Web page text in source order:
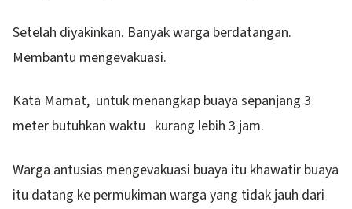
Setelah diyakinkan. Banyak warga berdatangan.
Membantu mengevakuasi.
Kata Mamat, untuk menangkap buaya sepanjang 3
meter butuhkan waktu kurang lebih 3 jam.
Warga antusias mengevakuasi buaya itu khawatir buaya
itu datang ke permukiman warga yang tidak jauh dari